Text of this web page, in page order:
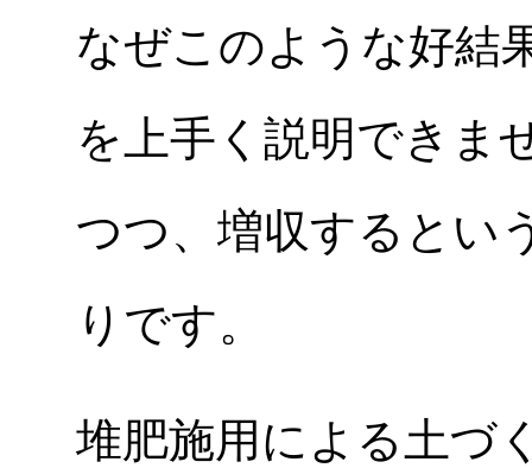
なぜこのような好結
を上手く説明できま
つつ、増収するとい
りです。
堆肥施用による土づ